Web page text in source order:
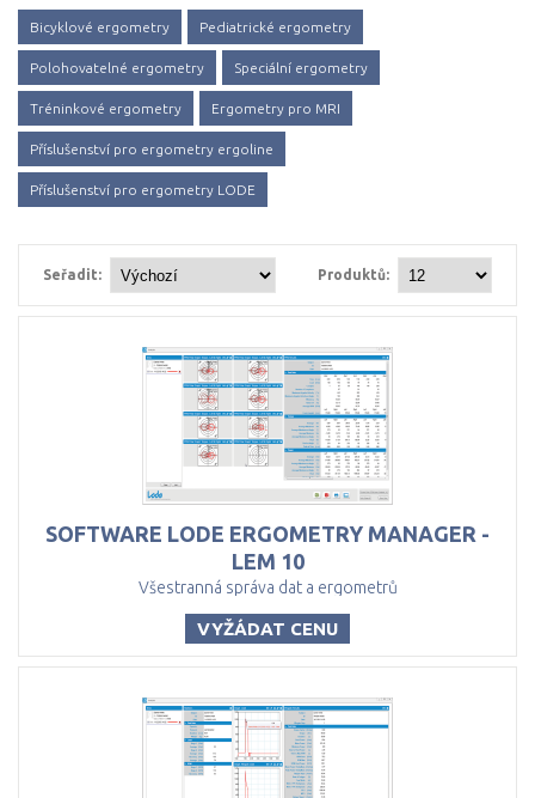
Bicyklové ergometry Pediatrické ergometry
Polohovatelné ergometry Speciální ergometry
Tréninkové ergometry Ergometry pro MRI
Příslušenství pro ergometry ergoline
Příslušenství pro ergometry LODE
Seřadit: Produktů:
SOFTWARE LODE ERGOMETRY MANAGER -
LEM 10
Všestranná správa dat a ergometrů
VYŽÁDAT CENU